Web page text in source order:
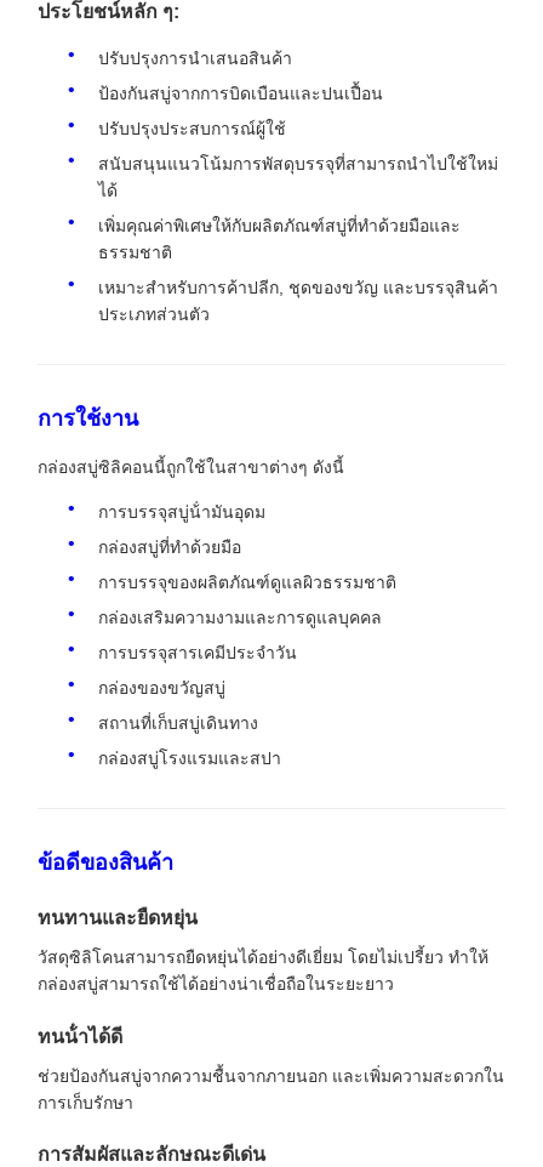
ประโยชน์หลัก ๆ:
ปรับปรุงการนําเสนอสินค้า
ป้องกันสบู่จากการบิดเบือนและปนเปื้อน
ปรับปรุงประสบการณ์ผู้ใช้
สนับสนุนแนวโน้มการพัสดุบรรจุที่สามารถนําไปใช้ใหม่
ได้
เพิ่มคุณค่าพิเศษให้กับผลิตภัณฑ์สบู่ที่ทําด้วยมือและ
ธรรมชาติ
เหมาะสําหรับการค้าปลีก, ชุดของขวัญ และบรรจุสินค้า
ประเภทส่วนตัว
การใช้งาน
กล่องสบู่ซิลิคอนนี้ถูกใช้ในสาขาต่างๆ ดังนี้
การบรรจุสบู่น้ํามันอุดม
กล่องสบู่ที่ทําด้วยมือ
การบรรจุของผลิตภัณฑ์ดูแลผิวธรรมชาติ
กล่องเสริมความงามและการดูแลบุคคล
การบรรจุสารเคมีประจําวัน
กล่องของขวัญสบู่
สถานที่เก็บสบู่เดินทาง
กล่องสบู่โรงแรมและสปา
ข้อดีของสินค้า
ทนทานและยืดหยุ่น
วัสดุซิลิโคนสามารถยืดหยุ่นได้อย่างดีเยี่ยม โดยไม่เปรี้ยว ทําให้
กล่องสบู่สามารถใช้ได้อย่างน่าเชื่อถือในระยะยาว
ทนน้ําได้ดี
ช่วยป้องกันสบู่จากความชื้นจากภายนอก และเพิ่มความสะดวกใน
การเก็บรักษา
การสัมผัสและลักษณะดีเด่น